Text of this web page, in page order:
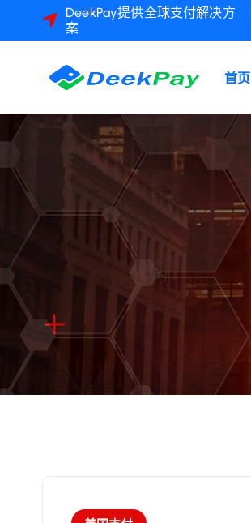
DeekPay提供全球支付解决方
案
首页